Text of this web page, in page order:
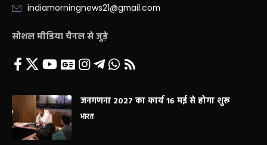
indiamorningnews21@gmail.com
सोशल मीडिया चैनल से जुड़े
जनगणना 2027 का कार्य 16 मई से होगा शुरू
भारत